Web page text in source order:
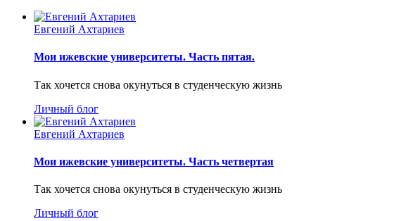
Евгений Ахтариев
Мои ижевские университеты. Часть пятая.
Так хочется снова окунуться в студенческую жизнь
Личный блог
Евгений Ахтариев
Мои ижевские университеты. Часть четвертая
Так хочется снова окунуться в студенческую жизнь
Личный блог